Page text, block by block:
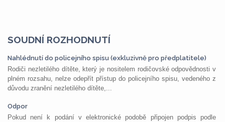
SOUDNÍ ROZHODNUTÍ
Nahlédnutí do policejního spisu (exkluzivně pro předplatitele)
Rodiči nezletilého dítěte, který je nositelem rodičovské odpovědnosti v
plném rozsahu, nelze odepřít přístup do policejního spisu, vedeného z
důvodu zranění nezletilého dítěte,...
Odpor
Pokud není k podání v elektronické podobě připojen podpis podle